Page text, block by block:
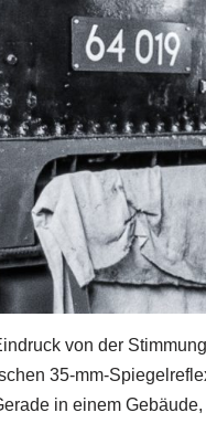
von der
35-mm-
in einem